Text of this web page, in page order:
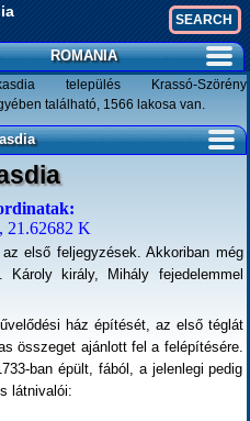
ROMANIA
település Krassó-Szörény
található, 1566 lakosa van.
21.62682 K
első feljegyzések. Akkoriban még
király, Mihály fejedelemmel
ház építését, az első téglát
összeget ajánlott fel a felépítésére.
ban épült, fából, a jelenlegi pedig
látnivalói: